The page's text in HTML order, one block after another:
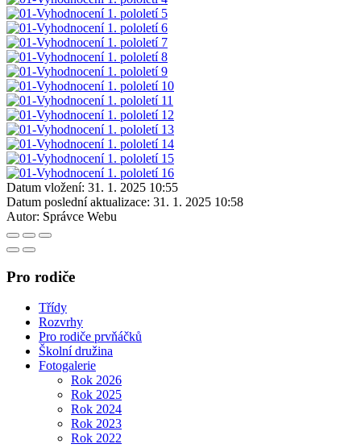
Datum vložení: 31. 1. 2025 10:55
Datum poslední aktualizace: 31. 1. 2025 10:58
Autor: Správce Webu
Pro rodiče
Třídy
Rozvrhy
Pro rodiče prvňáčků
Školní družina
Fotogalerie
Rok 2026
Rok 2025
Rok 2024
Rok 2023
Rok 2022